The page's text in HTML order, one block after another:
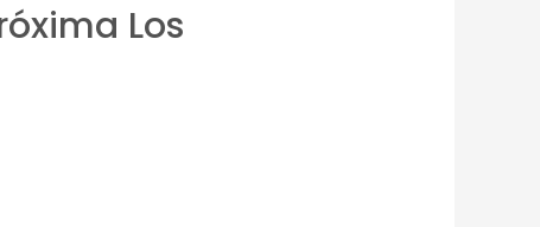
Los